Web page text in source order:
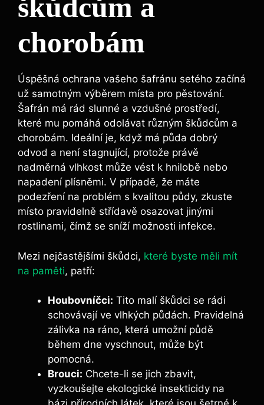
škůdcům a
chorobám
Úspěšná ochrana vašeho šafránu setého začíná
už samotným výběrem místa pro pěstování.
Šafrán má rád slunné a vzdušné prostředí,
které mu pomáhá odolávat různým škůdcům a
chorobám. Ideální je, když má půda dobrý
odvod a není stagnující, protože právě
nadměrná vlhkost může vést k hnilobě nebo
napadení plísněmi. V případě, že máte
podezření na problém s kvalitou půdy, zkuste
místo pravidelně střídavě osazovat jinými
rostlinami, čímž se sníží možnosti infekce.
Mezi nejčastějšími škůdci, které byste měli mít
na paměti, patří:
Houbovníčci: Tito malí škůdci se rádi
schovávají ve vlhkých půdách. Pravidelná
zálivka na ráno, která umožní půdě
během dne vyschnout, může být
pomocná.
Brouci: Chcete-li se jich zbavit,
vyzkoušejte ekologické insekticidy na